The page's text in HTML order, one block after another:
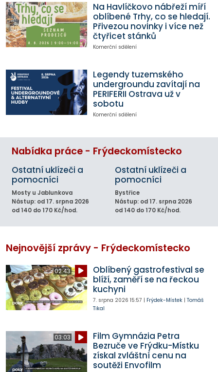
Na Havlíčkovo nábřeží míří
oblíbené Trhy, co se hledají.
Přivezou novinky i více než
čtyřicet stánků
Komerční sdělení
Legendy tuzemského
undergroundu zavítají na
PERIFERII Ostrava už v
sobotu
Komerční sdělení
Nabídka práce - Frýdeckomístecko
Ostatní uklízeči a
pomocníci
Mosty u Jablunkova
Nástup: od 17. srpna 2026
od 140 do 170 Kč/hod.
Ostatní uklízeči a
pomocníci
Bystřice
Nástup: od 17. srpna 2026
od 140 do 170 Kč/hod.
Nejnovější zprávy - Frýdeckomístecko
02:43
Oblíbený gastrofestival se
blíží, zaměří se na řeckou
kuchyni
7. srpna 2026 15:57 | Frýdek-Místek| Tomáš
Tikal
03:03
Film Gymnázia Petra
Bezruče ve Frýdku-Místku
získal zvláštní cenu na
soutěži Envofilm